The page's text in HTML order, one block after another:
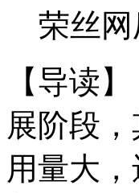
荣丝
【导读】
展阶段
用量大